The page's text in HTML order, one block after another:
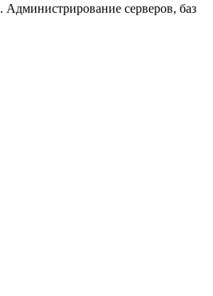
. Администрирование серверов, баз